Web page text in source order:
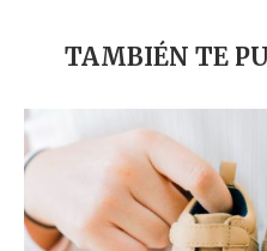
TAMBIÉN TE